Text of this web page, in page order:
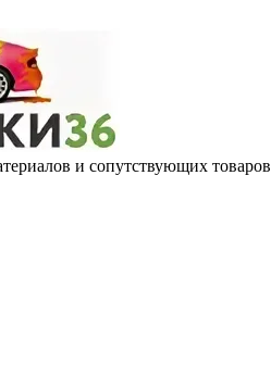
и сопутствующих товаров